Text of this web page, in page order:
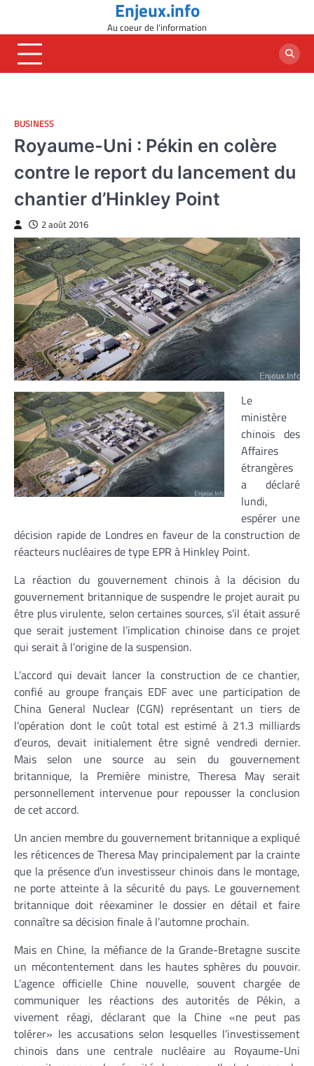
content
Enjeux.info
Au coeur de l'information
BUSINESS
Royaume-Uni : Pékin en colère
contre le report du lancement du
chantier d’Hinkley Point
2 août 2016
Le
ministère
chinois des
Affaires
étrangères
a déclaré
lundi,
espérer une
décision rapide de Londres en faveur de la construction de
réacteurs nucléaires de type EPR à Hinkley Point.
La réaction du gouvernement chinois à la décision du
gouvernement britannique de suspendre le projet aurait pu
être plus virulente, selon certaines sources, s’il était assuré
que serait justement l’implication chinoise dans ce projet
qui serait à l’origine de la suspension.
L’accord qui devait lancer la construction de ce chantier,
confié au groupe français EDF avec une participation de
China General Nuclear (CGN) représentant un tiers de
l’opération dont le coût total est estimé à 21.3 milliards
d’euros, devait initialement être signé vendredi dernier.
Mais selon une source au sein du gouvernement
britannique, la Première ministre, Theresa May serait
personnellement intervenue pour repousser la conclusion
de cet accord.
Un ancien membre du gouvernement britannique a expliqué
les réticences de Theresa May principalement par la crainte
que la présence d’un investisseur chinois dans le montage,
ne porte atteinte à la sécurité du pays. Le gouvernement
britannique doit réexaminer le dossier en détail et faire
connaître sa décision finale à l’automne prochain.
Mais en Chine, la méfiance de la Grande-Bretagne suscite
un mécontentement dans les hautes sphères du pouvoir.
L’agence officielle Chine nouvelle, souvent chargée de
communiquer les réactions des autorités de Pékin, a
vivement réagi, déclarant que la Chine «ne peut pas
tolérer» les accusations selon lesquelles l’investissement
chinois dans une centrale nucléaire au Royaume-Uni